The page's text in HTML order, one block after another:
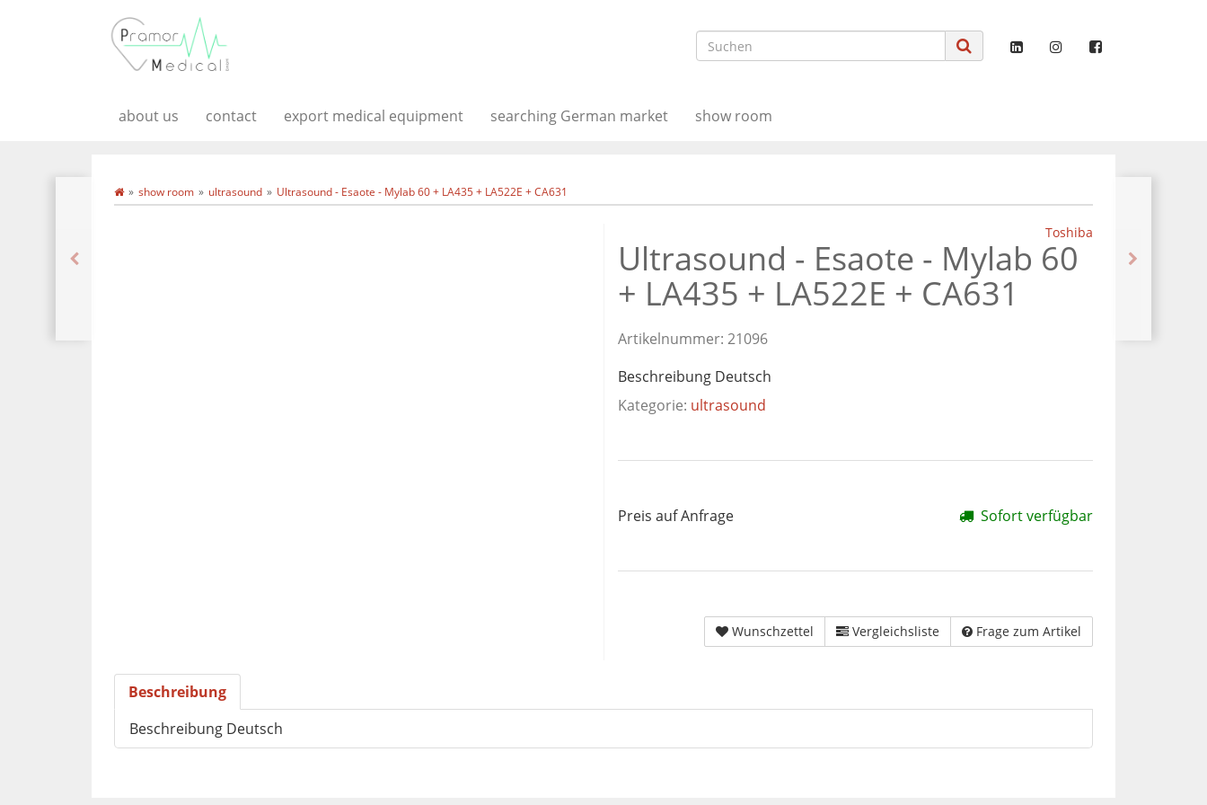
about us contact export medical equipment searching German market show room
show room ultrasound Ultrasound - Esaote - Mylab 60 + LA435 + LA522E + CA631
Toshiba
Ultrasound - Esaote - Mylab 60
+ LA435 + LA522E + CA631
Artikelnummer: 21096
Beschreibung Deutsch
Kategorie: ultrasound
Preis auf Anfrage Sofort verfügbar
Wunschzettel Vergleichsliste Frage zum Artikel
Beschreibung
Beschreibung Deutsch